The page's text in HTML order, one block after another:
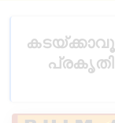
പ്രകൃതി